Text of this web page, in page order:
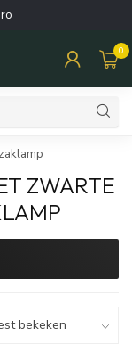
0
ZWARTE